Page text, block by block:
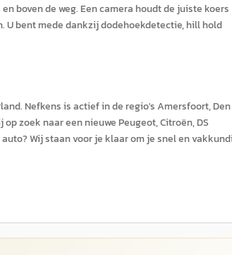
boven de weg. Een camera houdt de juiste koers
bent mede dankzij dodehoekdetectie, hill hold
Nefkens is actief in de regio's Amersfoort, Den
zoek naar een nieuwe Peugeot, Citroën, DS
Wij staan voor je klaar om je snel en